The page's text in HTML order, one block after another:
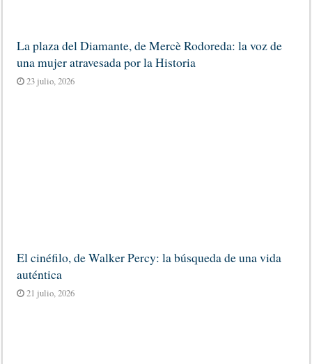
La plaza del Diamante, de Mercè Rodoreda: la voz de
una mujer atravesada por la Historia
23 julio, 2026
El cinéfilo, de Walker Percy: la búsqueda de una vida
auténtica
21 julio, 2026